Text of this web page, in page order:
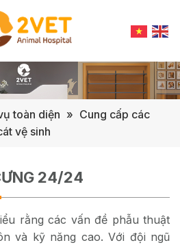
toàn diện » Cung cấp các
vệ sinh
24/24
rằng các vấn đề phẫu thuật
và kỹ năng cao. Với đội ngũ